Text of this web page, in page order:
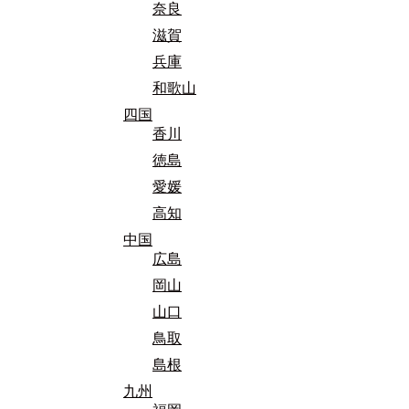
奈良
滋賀
兵庫
和歌山
四国
香川
徳島
愛媛
高知
中国
広島
岡山
山口
鳥取
島根
九州